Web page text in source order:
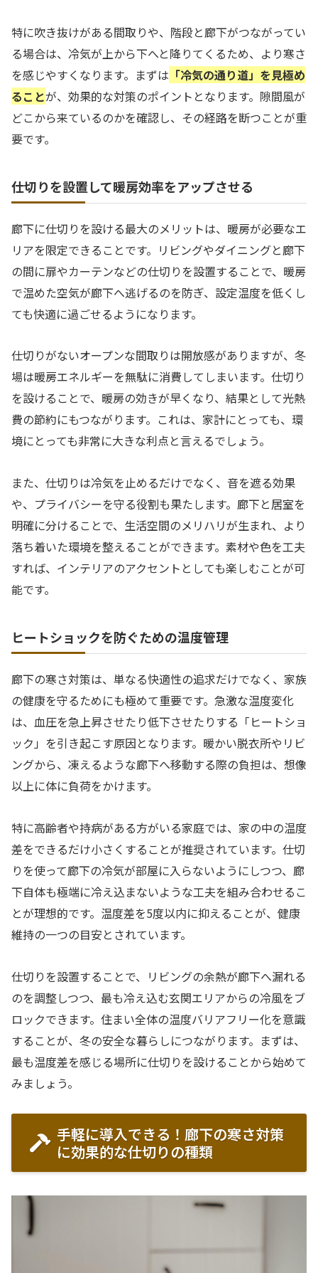
特に吹き抜けがある間取りや、階段と廊下がつながってい
る場合は、冷気が上から下へと降りてくるため、より寒さ
を感じやすくなります。まずは 「冷気の通り道」を見極め
ることが、効果的な対策のポイントとなります。隙間風が
どこから来ているのかを確認し、その経路を断つことが重
要です。
仕切りを設置して暖房効率をアップさせる
廊下に仕切りを設ける最大のメリットは、暖房が必要なエ
リアを限定できることです。リビングやダイニングと廊下
の間に扉やカーテンなどの仕切りを設置することで、暖房
で温めた空気が廊下へ逃げるのを防ぎ、設定温度を低くし
ても快適に過ごせるようになります。
仕切りがないオープンな間取りは開放感がありますが、冬
場は暖房エネルギーを無駄に消費してしまいます。仕切り
を設けることで、暖房の効きが早くなり、結果として光熱
費の節約にもつながります。これは、家計にとっても、環
境にとっても非常に大きな利点と言えるでしょう。
また、仕切りは冷気を止めるだけでなく、音を遮る効果
や、プライバシーを守る役割も果たします。廊下と居室を
明確に分けることで、生活空間のメリハリが生まれ、より
落ち着いた環境を整えることができます。素材や色を工夫
すれば、インテリアのアクセントとしても楽しむことが可
能です。
ヒートショックを防ぐための温度管理
廊下の寒さ対策は、単なる快適性の追求だけでなく、家族
の健康を守るためにも極めて重要です。急激な温度変化
は、血圧を急上昇させたり低下させたりする「ヒートショ
ック」を引き起こす原因となります。暖かい脱衣所やリビ
ングから、凍えるような廊下へ移動する際の負担は、想像
以上に体に負荷をかけます。
特に高齢者や持病がある方がいる家庭では、家の中の温度
差をできるだけ小さくすることが推奨されています。仕切
りを使って廊下の冷気が部屋に入らないようにしつつ、廊
下自体も極端に冷え込まないような工夫を組み合わせるこ
とが理想的です。温度差を5度以内に抑えることが、健康
維持の一つの目安とされています。
仕切りを設置することで、リビングの余熱が廊下へ漏れる
のを調整しつつ、最も冷え込む玄関エリアからの冷風をブ
ロックできます。住まい全体の温度バリアフリー化を意識
することが、冬の安全な暮らしにつながります。まずは、
最も温度差を感じる場所に仕切りを設けることから始めて
みましょう。
手軽に導入できる！廊下の寒さ対策
に効果的な仕切りの種類